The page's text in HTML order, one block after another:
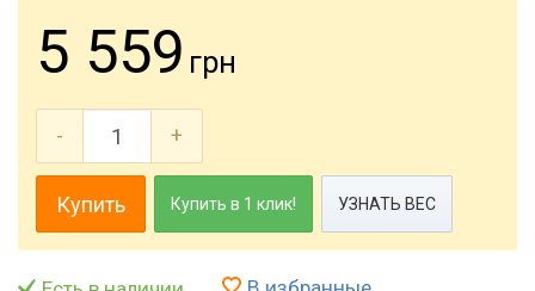
5 559 грн
- +
Купить Купить в 1 клик! УЗНАТЬ ВЕС